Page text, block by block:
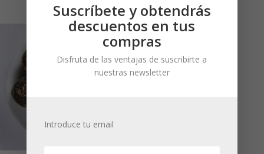
Suscríbete y obtendrás
descuentos en tus
compras
Disfruta de las ventajas de suscribirte a
nuestras newsletter
Introduce tu email